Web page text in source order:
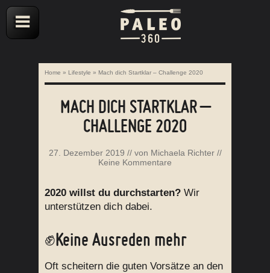
Home » Lifestyle » Mach dich Startklar – Challenge 2020
MACH DICH STARTKLAR –
CHALLENGE 2020
27. Dezember 2019 // von Michaela Richter//
Keine Kommentare
2020 willst du durchstarten? Wir
unterstützen dich dabei.
✊Keine Ausreden mehr
Oft scheitern die guten Vorsätze an den